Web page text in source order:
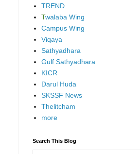
TREND
Twalaba Wing
Campus Wing
Viqaya
Sathyadhara
Gulf Sathyadhara
KICR
Darul Huda
SKSSF News
Thelitcham
more
Search This Blog